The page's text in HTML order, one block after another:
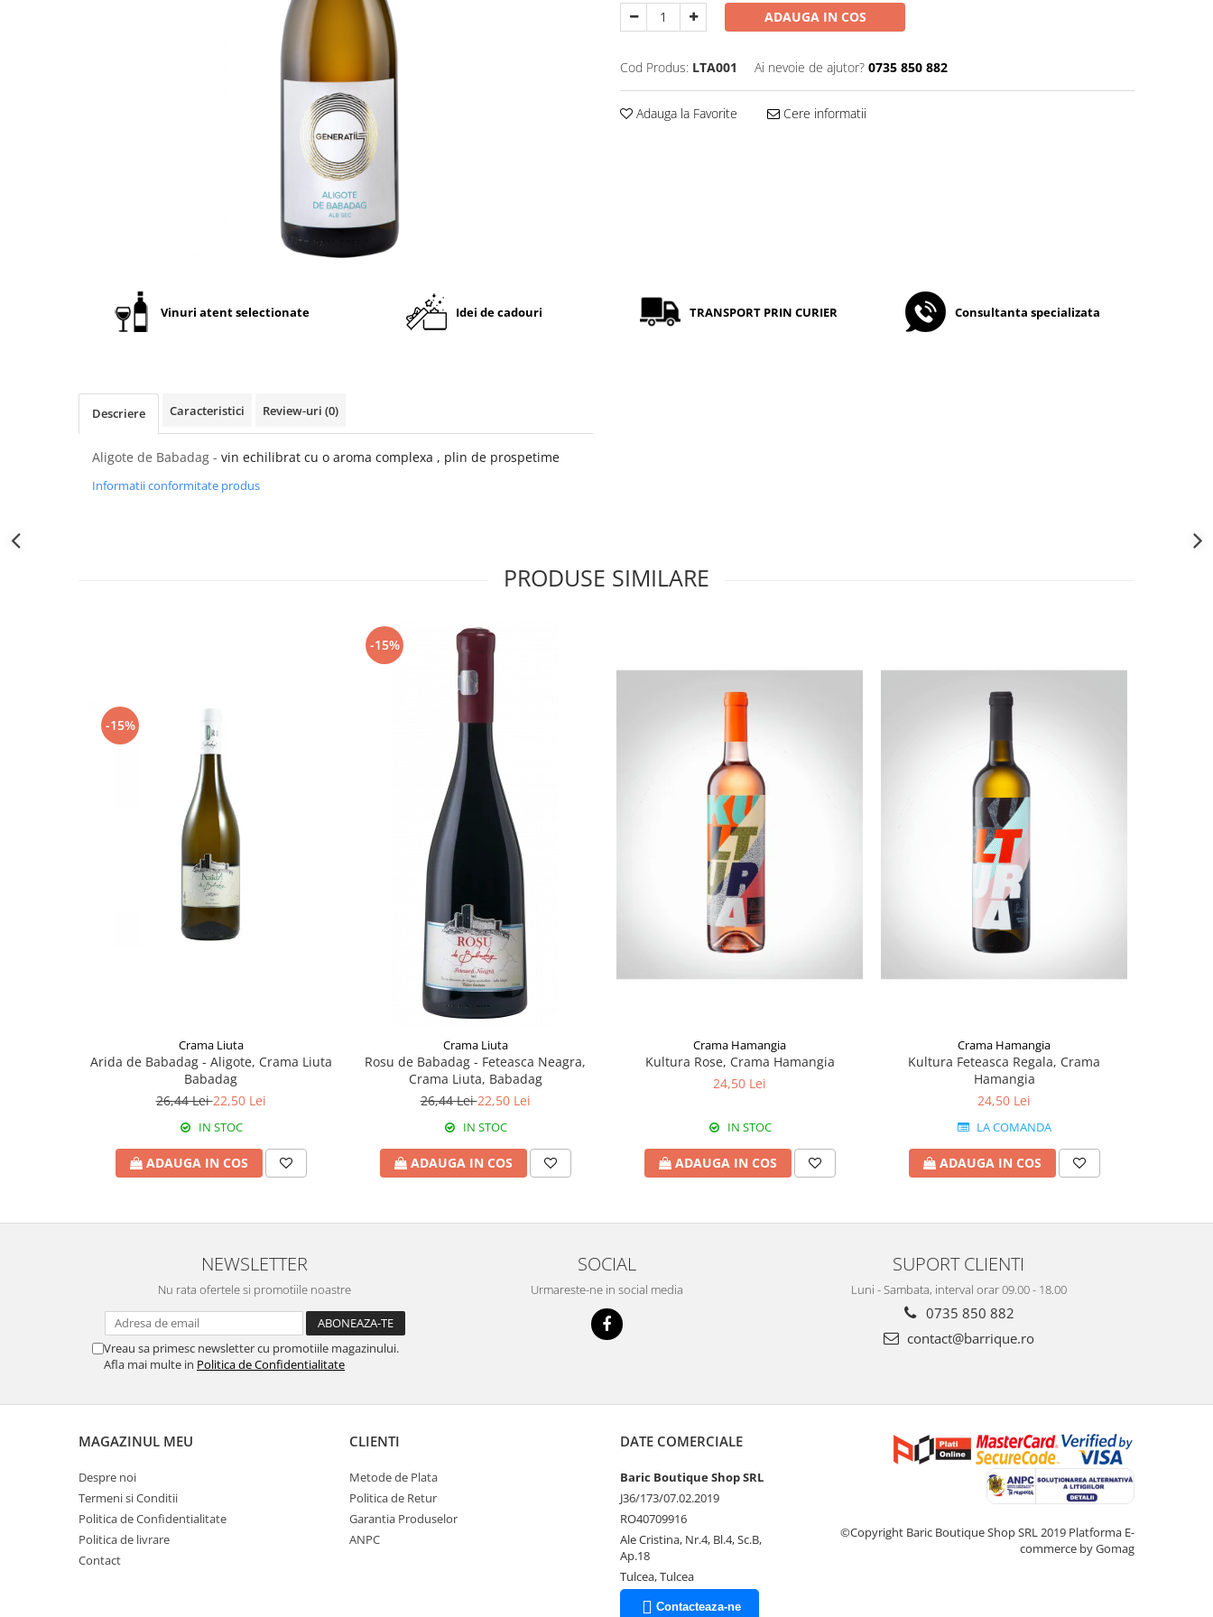
ADAUGA IN COS
Cod Produs: LTA001 Ai nevoie de ajutor? 0735 850 882
Adauga la Favorite Cere informatii
Vinuri atent selectionate Idei de cadouri TRANSPORT PRIN CURIER Consultanta specializata
Descriere Caracteristici Review-uri (0)
Aligote de Babadag - vin echilibrat cu o aroma complexa , plin de prospetime
Informatii conformitate produs
PRODUSE SIMILARE
-15%
Crama Liuta
Arida de Babadag - Aligote, Crama Liuta
Babadag
26,44 Lei22,50 Lei
IN STOC
ADAUGA IN COS
-15%
Crama Liuta
Rosu de Babadag - Feteasca Neagra,
Crama Liuta, Babadag
26,44 Lei22,50 Lei
IN STOC
ADAUGA IN COS
Crama Hamangia
Kultura Rose, Crama Hamangia
24,50 Lei
IN STOC
ADAUGA IN COS
Crama Hamangia
Kultura Feteasca Regala, Crama
Hamangia
24,50 Lei
LA COMANDA
ADAUGA IN COS
NEWSLETTER
Nu rata ofertele si promotiile noastre
Vreau sa primesc newsletter cu promotiile magazinului.
Afla mai multe in Politica de Confidentialitate
SOCIAL
Urmareste-ne in social media
SUPORT CLIENTI
Luni - Sambata, interval orar 09.00 - 18.00
0735 850 882
contact@barrique.ro
MAGAZINUL MEU
Despre noi
Termeni si Conditii
Politica de Confidentialitate
Politica de livrare
Contact
CLIENTI
Metode de Plata
Politica de Retur
Garantia Produselor
ANPC
DATE COMERCIALE
Baric Boutique Shop SRL
J36/173/07.02.2019
RO40709916
Ale Cristina, Nr.4, Bl.4, Sc.B,
Ap.18
Tulcea, Tulcea
Contacteaza-ne
©Copyright Baric Boutique Shop SRL 2019 Platforma E-
commerce by Gomag